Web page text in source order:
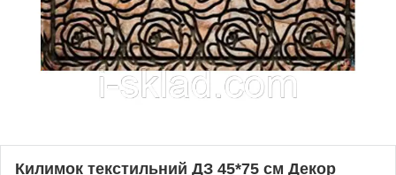
Килимок текстильний ДЗ 45*75 см Декор